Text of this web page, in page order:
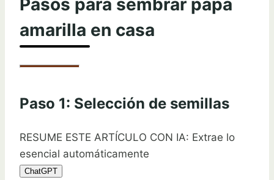
Pasos para sembrar papa
amarilla en casa
Paso 1: Selección de semillas
RESUME ESTE ARTÍCULO CON IA: Extrae lo
esencial automáticamente
ChatGPT